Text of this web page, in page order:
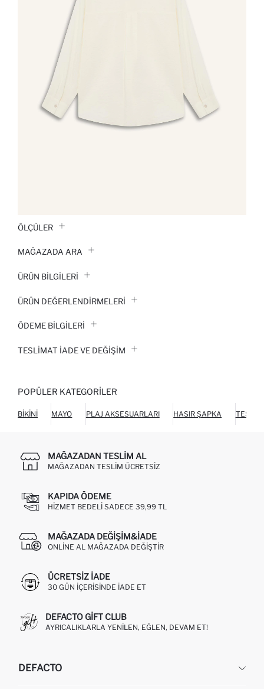
ÖLÇÜLER
MAĞAZADA ARA
ÜRÜN BILGILERI
ÜRÜN DEĞERLENDİRMELERİ
ÖDEME BİLGİLERİ
TESLIMAT İADE VE DEĞIŞIM
POPÜLER KATEGORILER
BIKINI MAYO PLAJ AKSESUARLARI HASIR ŞAPKA
MAĞAZADAN TESLIM AL
MAĞAZADAN TESLIM ÜCRETSIZ
KAPIDA ÖDEME
HIZMET BEDELI SADECE 39,99 TL
MAĞAZADA DEĞIŞIM&İADE
ONLINE AL MAĞAZADA DEĞIŞTIR
ÜCRETSIZ IADE
30 GÜN IÇERISINDE IADE ET
DEFACTO GIFT CLUB
AYRICALIKLARLA YENILEN, EĞLEN, DEVAM ET!
DEFACTO